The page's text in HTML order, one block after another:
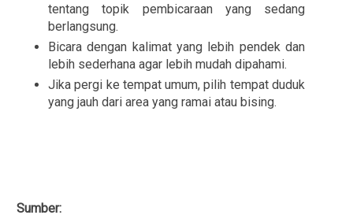
tentang topik pembicaraan yang sedang
berlangsung.
Bicara dengan kalimat yang lebih pendek dan
lebih sederhana agar lebih mudah dipahami.
Jika pergi ke tempat umum, pilih tempat duduk
yang jauh dari area yang ramai atau bising.
Sumber: